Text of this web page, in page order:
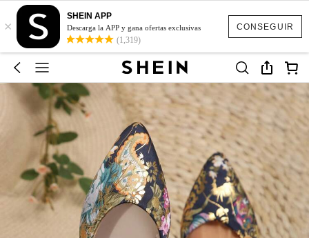
CONSEGUIR
×
SHEIN APP
Descarga la APP y gana ofertas exclusivas
(1,319)